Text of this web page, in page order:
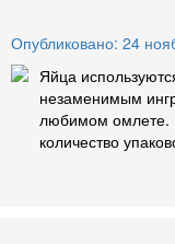
Опубликовано: 24
Яйца
незаменимым
любимом омлете.
количество